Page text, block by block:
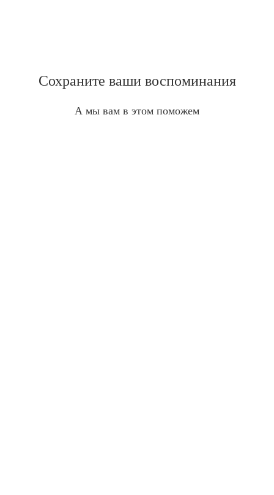
Сохраните ваши воспоминания
А мы вам в этом поможем